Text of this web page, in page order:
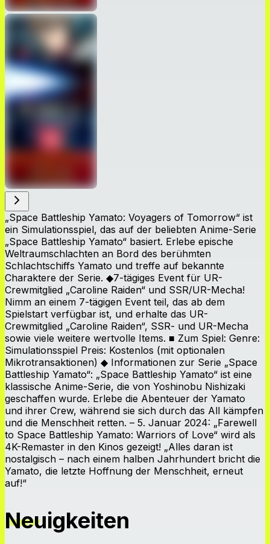
„Space Battleship Yamato: Voyagers of Tomorrow“ ist
ein Simulationsspiel, das auf der beliebten Anime-Serie
„Space Battleship Yamato“ basiert. Erlebe epische
Weltraumschlachten an Bord des berühmten
Schlachtschiffs Yamato und treffe auf bekannte
Charaktere der Serie. ◆7-tägiges Event für UR-
Crewmitglied „Caroline Raiden“ und SSR/UR-Mecha!
Nimm an einem 7-tägigen Event teil, das ab dem
Spielstart verfügbar ist, und erhalte das UR-
Crewmitglied „Caroline Raiden“, SSR- und UR-Mecha
sowie viele weitere wertvolle Items. ■ Zum Spiel: Genre:
Simulationsspiel Preis: Kostenlos (mit optionalen
Mikrotransaktionen) ◆ Informationen zur Serie „Space
Battleship Yamato“: „Space Battleship Yamato“ ist eine
klassische Anime-Serie, die von Yoshinobu Nishizaki
geschaffen wurde. Erlebe die Abenteuer der Yamato
und ihrer Crew, während sie sich durch das All kämpfen
und die Menschheit retten. – 5. Januar 2024: „Farewell
to Space Battleship Yamato: Warriors of Love“ wird als
4K-Remaster in den Kinos gezeigt! „Alles daran ist
nostalgisch – nach einem halben Jahrhundert bricht die
Yamato, die letzte Hoffnung der Menschheit, erneut
auf!“
Neuigkeiten